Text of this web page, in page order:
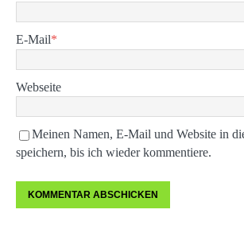
E-Mail*
Webseite
Meinen Namen, E-Mail und Website in
speichern, bis ich wieder kommentiere.